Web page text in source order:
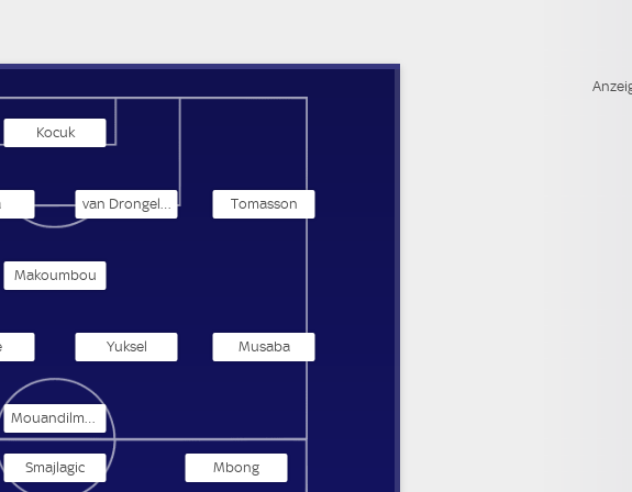
Kocuk
Tomasson
Makoumbou
Yuksel Musaba
Mbong
Smajlagic